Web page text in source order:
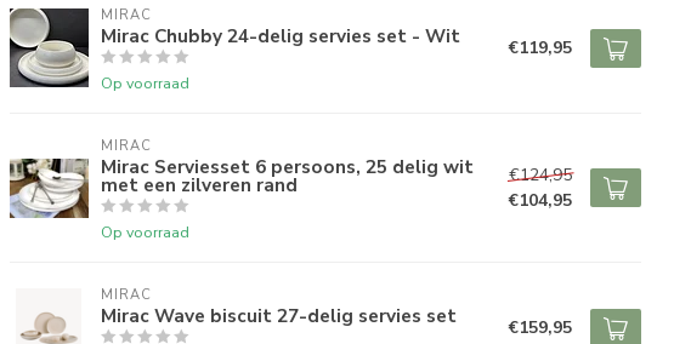
MIRAC
Mirac Chubby 24-delig servies set - Wit
Op voorraad
€119,95
MIRAC
Mirac Serviesset 6 persoons, 25 delig wit
met een zilveren rand
Op voorraad
€124,95
€104,95
MIRAC
Mirac Wave biscuit 27-delig servies set €159,95